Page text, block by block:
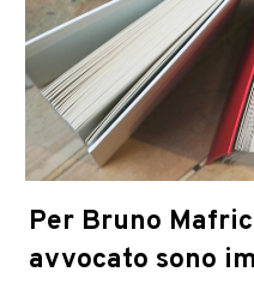
Per Bruno
avvocato sono